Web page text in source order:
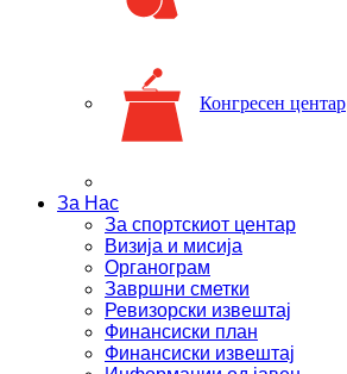
Конгресен центар
За Нас
За спортскиот центар
Визија и мисија
Органограм
Завршни сметки
Ревизорски извештај
Финансиски план
Финансиски извештај